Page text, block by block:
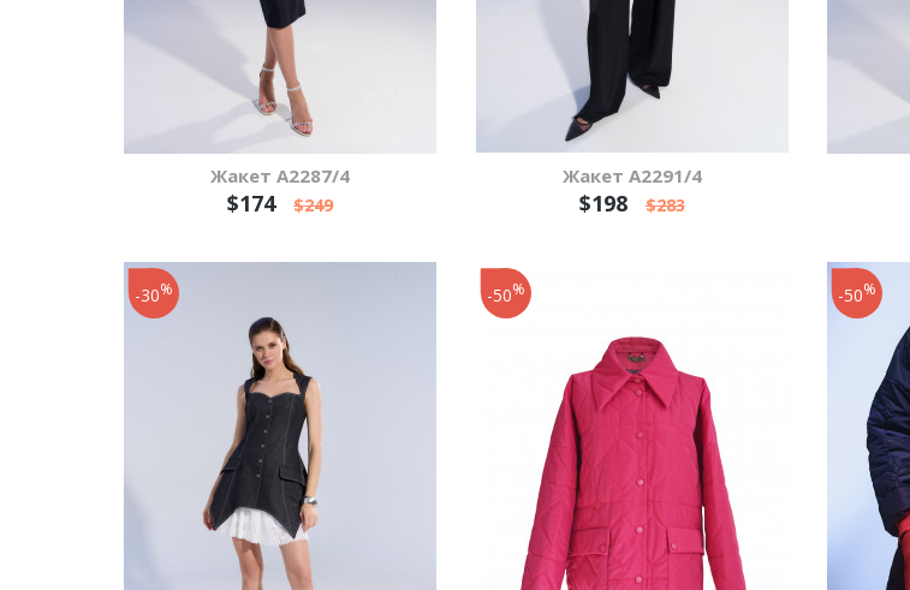
Жакет А2287/4
$174 $249
Жакет А2291/4
$198 $283
-30% -50% -50%